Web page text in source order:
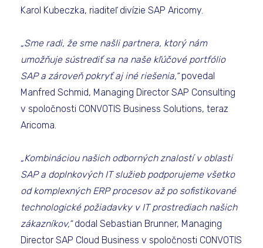
Karol Kubeczka, riaditeľ divízie SAP Aricomy.
„Sme radi, že sme našli partnera, ktorý nám
umožňuje sústrediť sa na naše kľúčové portfólio
SAP a zároveň pokryť aj iné riešenia,“povedal
Manfred Schmid, Managing Director SAP Consulting
v spoločnosti CONVOTIS Business Solutions, teraz
Aricoma.
„Kombináciou našich odborných znalostí v oblasti
SAP a doplnkových IT služieb podporujeme všetko
od komplexných ERP procesov až po sofistikované
technologické požiadavky v IT prostrediach našich
zákazníkov,“dodal Sebastian Brunner, Managing
Director SAP Cloud Business v spoločnosti CONVOTIS